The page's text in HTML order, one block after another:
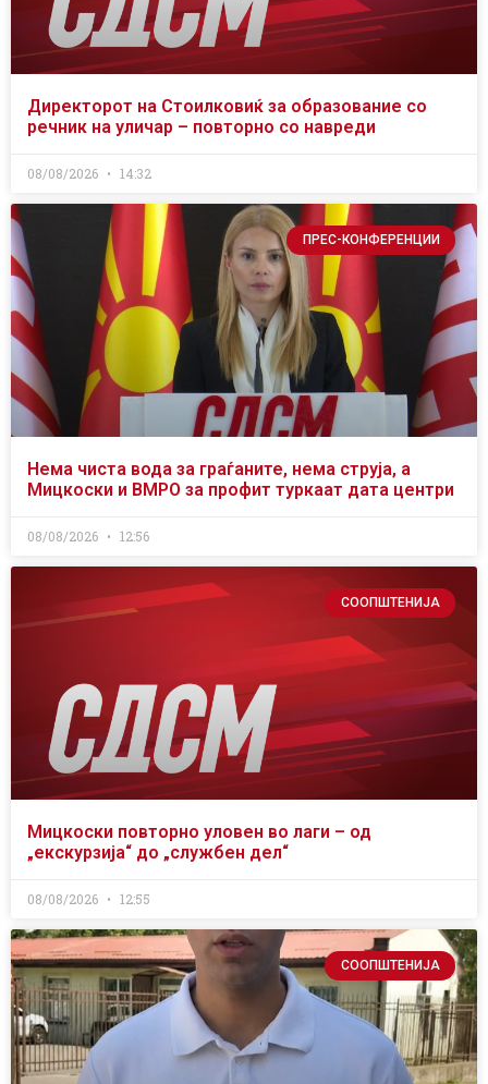
Директорот на Стоилковиќ за образование со
речник на уличар – повторно со навреди
08/08/2026 14:32
ПРЕС-КОНФЕРЕНЦИИ
Нема чиста вода за граѓаните, нема струја, а
Мицкоски и ВМРО за профит туркаат дата центри
08/08/2026 12:56
СООПШТЕНИЈА
Мицкоски повторно уловен во лаги – од
„екскурзија“ до „службен дел“
08/08/2026 12:55
СООПШТЕНИЈА